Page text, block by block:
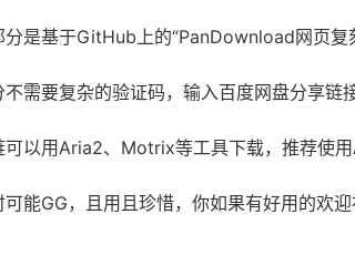
是基于GitHub上的“PanDownload网页复
需要复杂的验证码，输入百度网盘分享链
以用Aria2、Motrix等工具下载，推荐使用
能GG，且用且珍惜，你如果有好用的欢迎